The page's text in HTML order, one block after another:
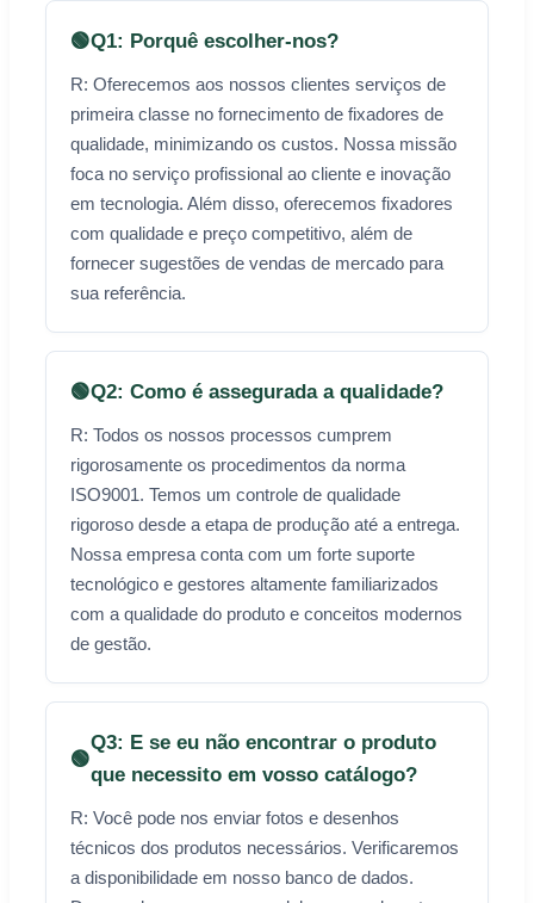
🟢Q1: Porquê escolher-nos?
R: Oferecemos aos nossos clientes serviços de
primeira classe no fornecimento de fixadores de
qualidade, minimizando os custos. Nossa missão
foca no serviço profissional ao cliente e inovação
em tecnologia. Além disso, oferecemos fixadores
com qualidade e preço competitivo, além de
fornecer sugestões de vendas de mercado para
sua referência.
🟢Q2: Como é assegurada a qualidade?
R: Todos os nossos processos cumprem
rigorosamente os procedimentos da norma
ISO9001. Temos um controle de qualidade
rigoroso desde a etapa de produção até a entrega.
Nossa empresa conta com um forte suporte
tecnológico e gestores altamente familiarizados
com a qualidade do produto e conceitos modernos
de gestão.
🟢
Q3: E se eu não encontrar o produto
que necessito em vosso catálogo?
R: Você pode nos enviar fotos e desenhos
técnicos dos produtos necessários. Verificaremos
a disponibilidade em nosso banco de dados.